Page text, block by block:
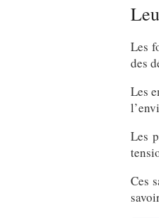
Les
des
Les
Les
Ces